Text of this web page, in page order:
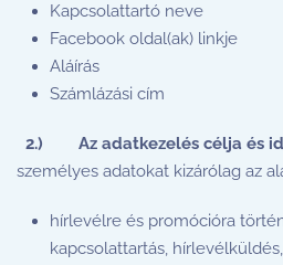
Kapcsolattartó neve
Facebook oldal(ak) linkje
Aláírás
Számlázási cím
2.) Az adatkezelés célja és
személyes adatokat kizárólag az
hírlevélre és promócióra
kapcsolattartás,